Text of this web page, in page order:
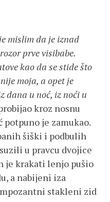
mislim da je iznad
prve visibabe.
kao da se stide što
moja, a opet je
dana u noć, iz noći u
kroz nosnu
je zamukao.
šiški i podbulih
u pravcu dvojice
je krakati lenjo pušio
a nabijeni iza
stakleni zid